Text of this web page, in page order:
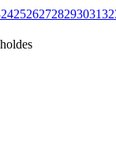
242526272829303132